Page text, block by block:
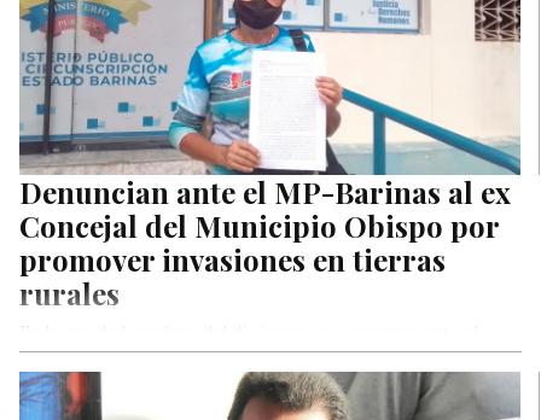
Denuncian ante el MP-Barinas al ex
Concejal del Municipio Obispo por
promover invasiones en tierras
rurales
Ministerio Público de Barinas, representante legal Del
Predio…